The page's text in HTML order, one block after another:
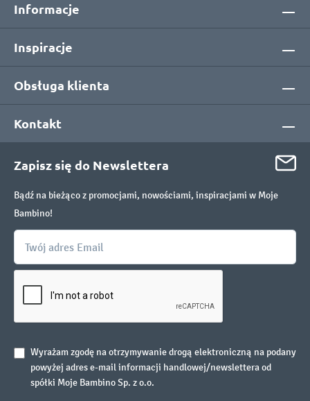
Informacje
Inspiracje
Obsługa klienta
Kontakt
Zapisz się do Newslettera
Bądź na bieżąco z promocjami, nowościami, inspiracjami w Moje
Bambino!
Wyrażam zgodę na otrzymywanie drogą elektroniczną na podany
powyżej adres e-mail informacji handlowej/newslettera od
spółki Moje Bambino Sp. z o.o.